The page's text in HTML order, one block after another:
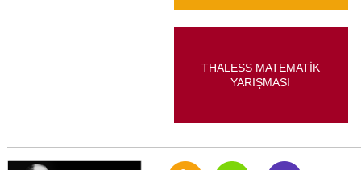
THALESS MATEMATİK
YARIŞMASI